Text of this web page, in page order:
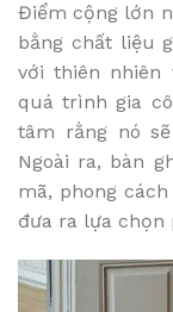
Điểm cộng lớn
bằng chất liệu
với thiên nhiên
quá trình gia
tâm rằng nó
Ngoài ra, bàn
mã, phong
đưa ra lựa chọn